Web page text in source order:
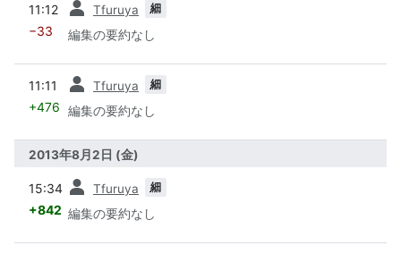
11:12 Tfuruya 細
−33 編集の要約なし
11:11 Tfuruya 細
+476 編集の要約なし
2013年8月2日 (金)
15:34 Tfuruya 細
+842 編集の要約なし